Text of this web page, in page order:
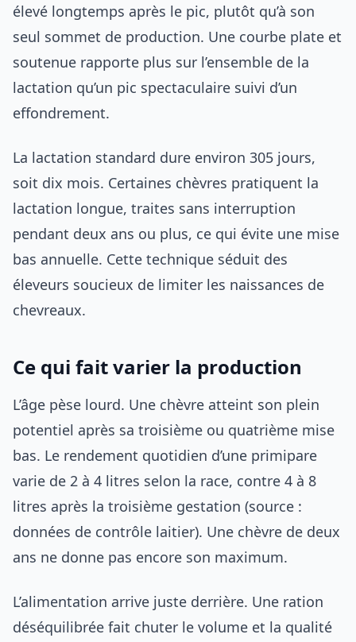
élevé longtemps après le pic, plutôt qu’à son
seul sommet de production. Une courbe plate et
soutenue rapporte plus sur l’ensemble de la
lactation qu’un pic spectaculaire suivi d’un
effondrement.
La lactation standard dure environ 305 jours,
soit dix mois. Certaines chèvres pratiquent la
lactation longue, traites sans interruption
pendant deux ans ou plus, ce qui évite une mise
bas annuelle. Cette technique séduit des
éleveurs soucieux de limiter les naissances de
chevreaux.
Ce qui fait varier la production
L’âge pèse lourd. Une chèvre atteint son plein
potentiel après sa troisième ou quatrième mise
bas. Le rendement quotidien d’une primipare
varie de 2 à 4 litres selon la race, contre 4 à 8
litres après la troisième gestation (source :
données de contrôle laitier). Une chèvre de deux
ans ne donne pas encore son maximum.
L’alimentation arrive juste derrière. Une ration
déséquilibrée fait chuter le volume et la qualité